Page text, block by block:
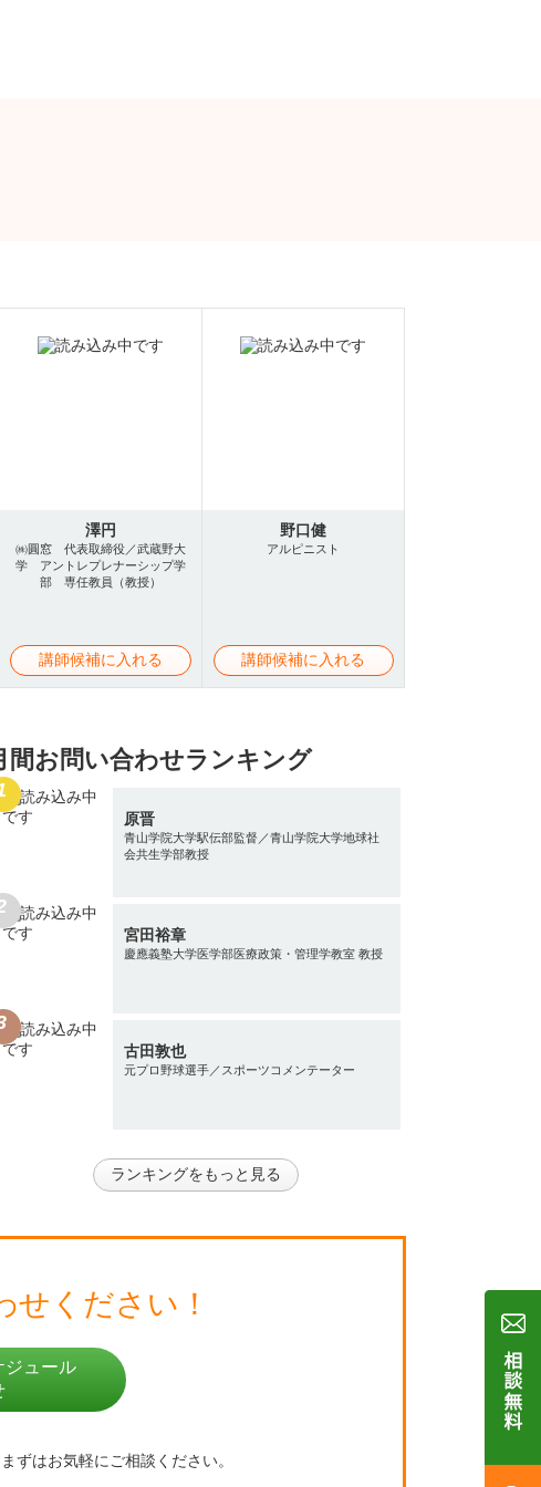
澤円
㈱圓窓 代表取締役／武蔵野大
学 アントレプレナーシップ学
部 専任教員（教授）
講師候補に入れる
野口健
アルピニスト
講師候補に入れる
間お問い合わせランキング
原晋
青山学院大学駅伝部監督／青山学院大学地球社
会共生学部教授
宮田裕章
慶應義塾大学医学部医療政策・管理学教室 教授
古田敦也
元プロ野球選手／スポーツコメンテーター
ランキングをもっと見る
せください！
ジュール
まずはお気軽にご相談ください。